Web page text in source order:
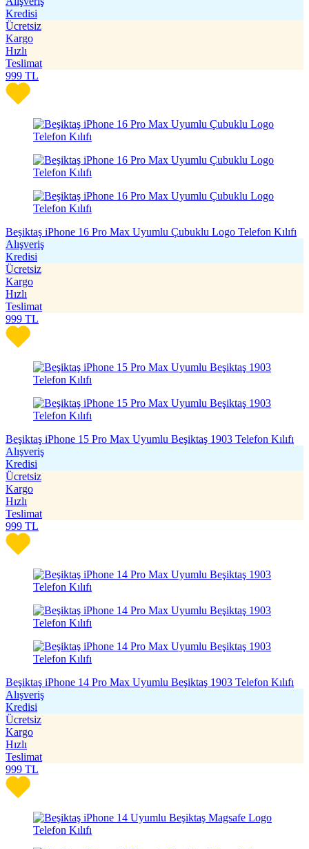
Kredisi
Ücretsiz
Kargo
Hızlı
Teslimat
999 TL
Beşiktaş iPhone 16 Pro Max Uyumlu Çubuklu Logo Telefon Kılıfı
Alışveriş
Kredisi
Ücretsiz
Kargo
Hızlı
Teslimat
999 TL
Beşiktaş iPhone 15 Pro Max Uyumlu Beşiktaş 1903 Telefon Kılıfı
Alışveriş
Kredisi
Ücretsiz
Kargo
Hızlı
Teslimat
999 TL
Beşiktaş iPhone 14 Pro Max Uyumlu Beşiktaş 1903 Telefon Kılıfı
Alışveriş
Kredisi
Ücretsiz
Kargo
Hızlı
Teslimat
999 TL